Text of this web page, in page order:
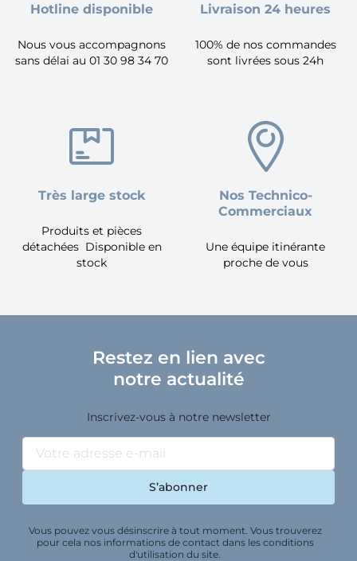
Hotline disponible
Nous vous accompagnons
sans délai au 01 30 98 34 70
Livraison 24 heures
100% de nos commandes
sont livrées sous 24h
Très large stock
Produits et pièces
détachées Disponible en
stock
Nos Technico-
Commerciaux
Une équipe itinérante
proche de vous
Restez en lien avec
notre actualité
Inscrivez-vous à notre newsletter
Vous pouvez vous désinscrire à tout moment. Vous trouverez
pour cela nos informations de contact dans les conditions
d'utilisation du site.